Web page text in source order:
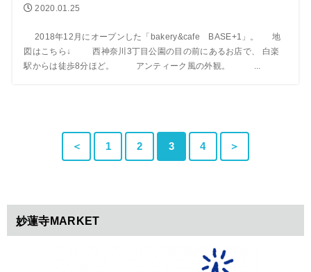
2020.01.25
2018年12月にオープンした「bakery&cafe BASE+1」。 地
図はこちら↓ 西神奈川3丁目公園の目の前にあるお店で、 白楽
駅からは徒歩8分ほど。 アンティーク風の外観。 ...
＜ 1 2 3 4 ＞
妙蓮寺MARKET